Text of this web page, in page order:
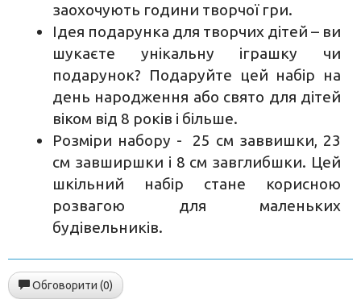
заохочують години творчої гри.
Ідея подарунка для творчих дітей – ви
шукаєте унікальну іграшку чи
подарунок? Подаруйте цей набір на
день народження або свято для дітей
віком від 8 років і більше.
Розміри набору - 25 см заввишки, 23
см завширшки і 8 см завглибшки. Цей
шкільний набір стане корисною
розвагою для маленьких
будівельників.
Обговорити (0)